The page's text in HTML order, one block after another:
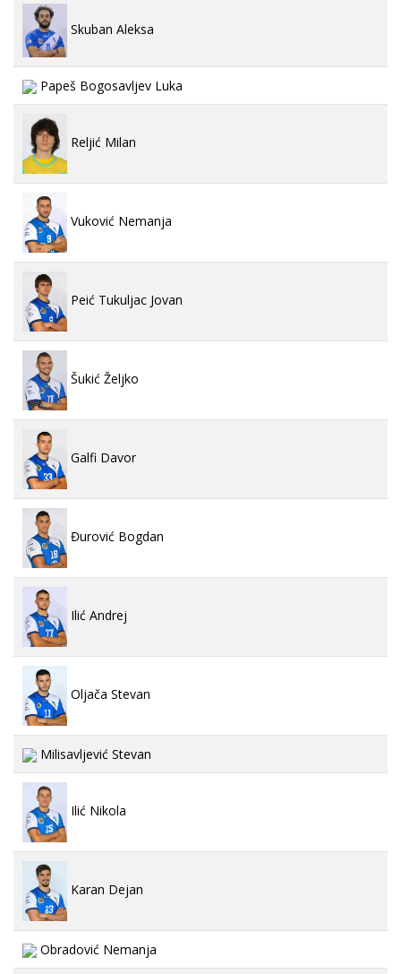
Skuban Aleksa
Papeš Bogosavljev Luka
Reljić Milan
Vuković Nemanja
Peić Tukuljac Jovan
Šukić Željko
Galfi Davor
Đurović Bogdan
Ilić Andrej
Oljača Stevan
Milisavljević Stevan
Ilić Nikola
Karan Dejan
Obradović Nemanja